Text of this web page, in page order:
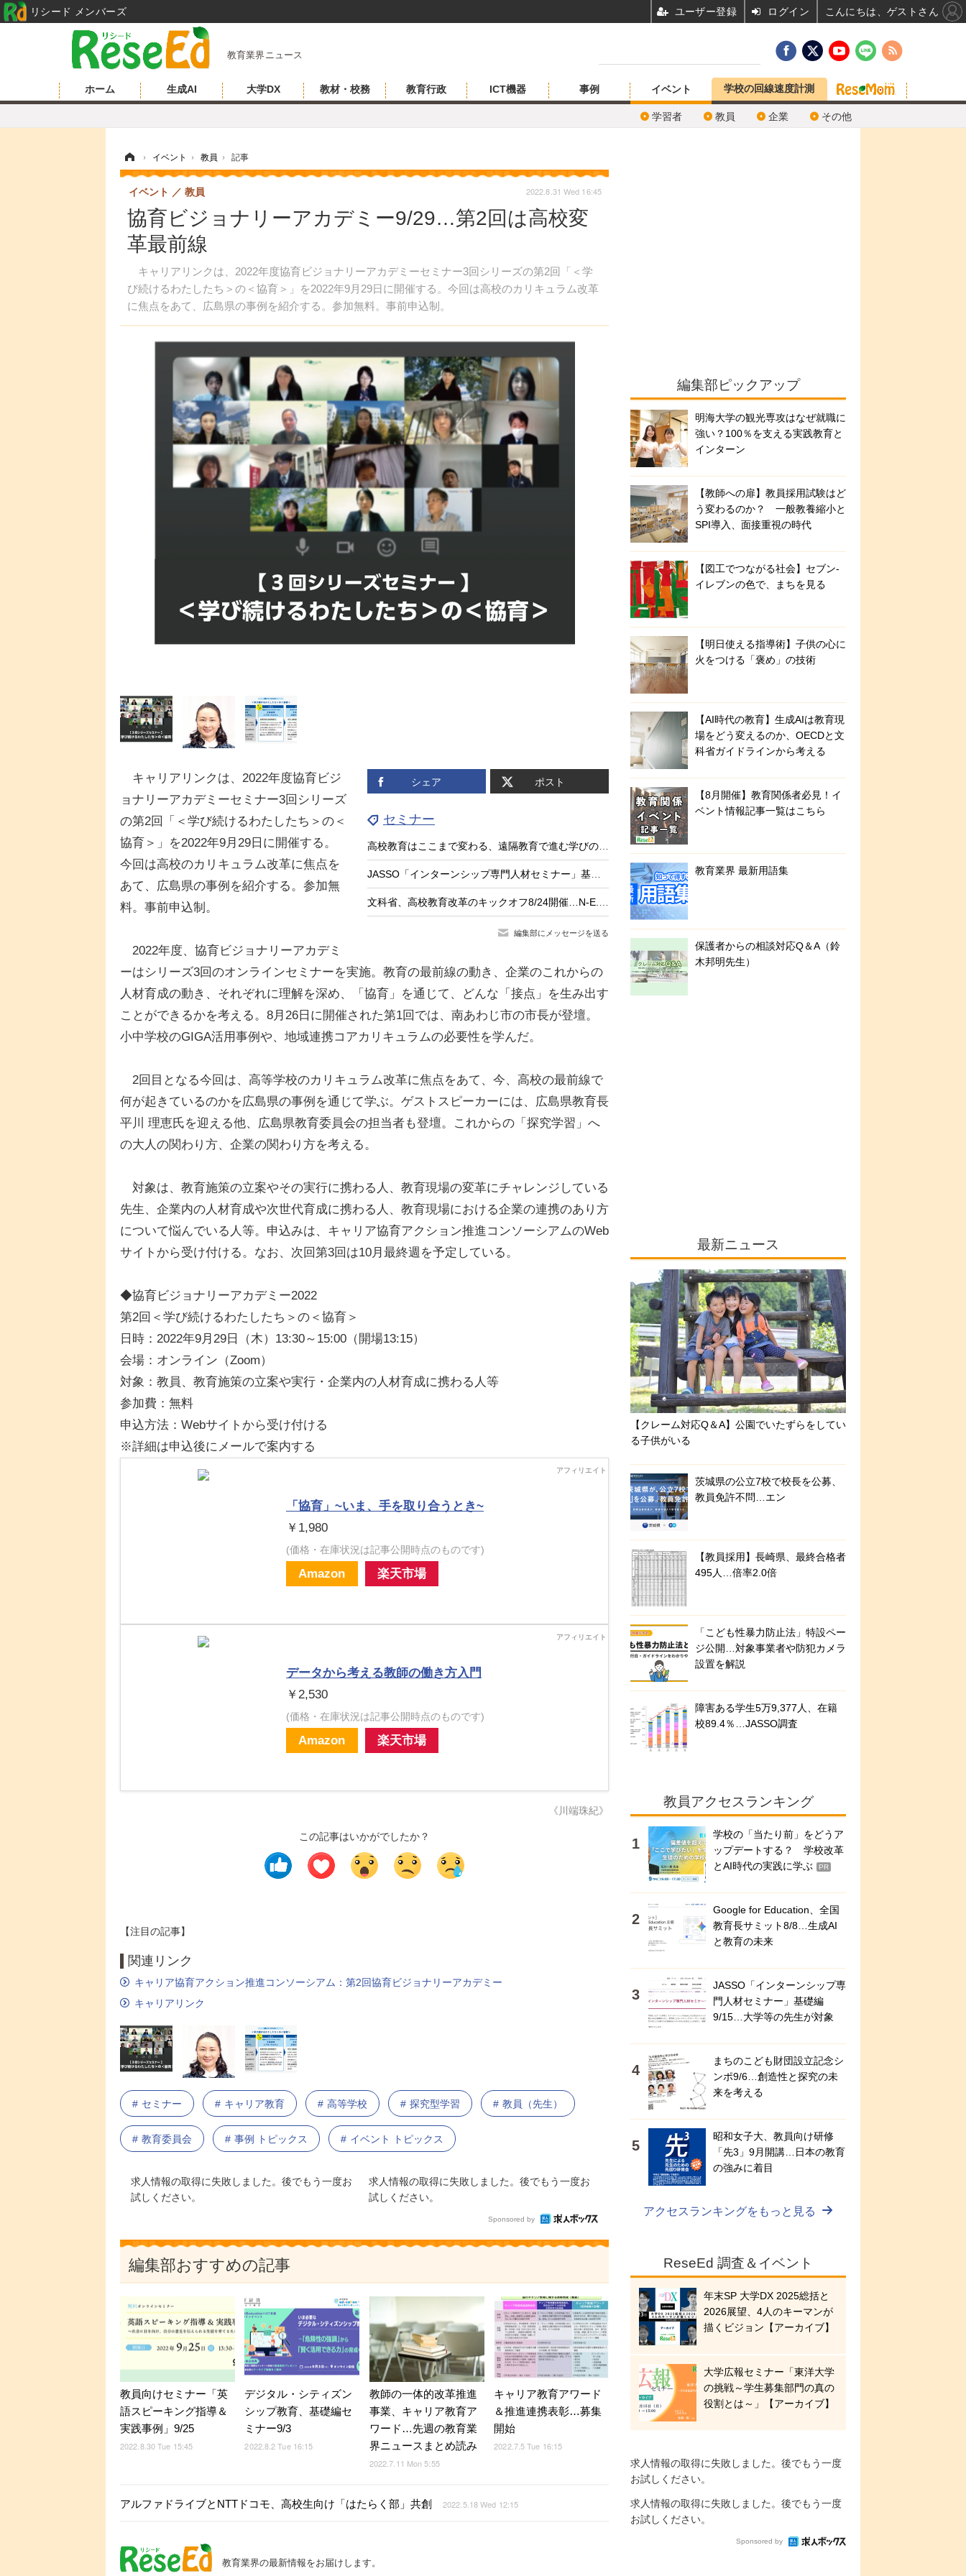
教育業界ニュース
ホーム 生成AI 大学DX 教材・校務 教育行政 ICT機器 事例 イベント
学習者 教員 企業 その他
学校の回線速度計測
› イベント › 教員 › 記事
協育ビジョナリーアカデミー9/29…第2回は高校変
革最前線
キャリアリンクは、2022年度協育ビジョナリーアカデミーセミナー3回シリーズの第2回「＜学
び続けるわたしたち＞の＜協育＞」を2022年9月29日に開催する。今回は高校のカリキュラム改革
に焦点をあて、広島県の事例を紹介する。参加無料。事前申込制。
イベント 教員 2022.8.31 Wed 16:45
シェア ポスト
セミナー
編集部にメッセージを送る
キャリアリンクは、2022年度協育ビジ
ョナリーアカデミーセミナー3回シリーズ
の第2回「＜学び続けるわたしたち＞の＜
協育＞」を2022年9月29日に開催する。
今回は高校のカリキュラム改革に焦点を
あて、広島県の事例を紹介する。参加無
料。事前申込制。
2022年度、協育ビジョナリーアカデミ
ーはシリーズ3回のオンラインセミナーを実施。教育の最前線の動き、企業のこれからの
人材育成の動き、それぞれに理解を深め、「協育」を通じて、どんな「接点」を生み出す
ことができるかを考える。8月26日に開催された第1回では、南あわじ市の市長が登壇。
小中学校のGIGA活用事例や、地域連携コアカリキュラムの必要性を学んだ。
2回目となる今回は、高等学校のカリキュラム改革に焦点をあて、今、高校の最前線で
何が起きているのかを広島県の事例を通じて学ぶ。ゲストスピーカーには、広島県教育長
平川 理恵氏を迎える他、広島県教育委員会の担当者も登壇。これからの「探究学習」へ
の大人の関わり方、企業の関わり方を考える。
対象は、教育施策の立案やその実行に携わる人、教育現場の変革にチャレンジしている
先生、企業内の人材育成や次世代育成に携わる人、教育現場における企業の連携のあり方
について悩んでいる人等。申込みは、キャリア協育アクション推進コンソーシアムのWeb
サイトから受け付ける。なお、次回第3回は10月最終週を予定している。
◆協育ビジョナリーアカデミー2022
第2回＜学び続けるわたしたち＞の＜協育＞
日時：2022年9月29日（木）13:30～15:00（開場13:15）
会場：オンライン（Zoom）
対象：教員、教育施策の立案や実行・企業内の人材育成に携わる人等
参加費：無料
申込方法：Webサイトから受け付ける
※詳細は申込後にメールで案内する
「協育」~いま、手を取り合うとき~
￥1,980
(価格・在庫状況は記事公開時点のものです)
Amazon 楽天市場
データから考える教師の働き方入門
￥2,530
(価格・在庫状況は記事公開時点のものです)
Amazon 楽天市場
《川端珠紀》
この記事はいかがでしたか？
【注目の記事】
関連リンク
キャリア協育アクション推進コンソーシアム：第2回協育ビジョナリーアカデミー
キャリアリンク
セミナー キャリア教育 高等学校 探究型学習 教員（先生）
教育委員会 事例 トピックス イベント トピックス
求人情報の取得に失敗しました。後でもう一度お
試しください。
求人情報の取得に失敗しました。後でもう一度お
試しください。
Sponsored by
編集部おすすめの記事
教員向けセミナー「英
語スピーキング指導＆
実践事例」9/25
2022.8.30 Tue 15:45
デジタル・シティズン
シップ教育、基礎編セ
ミナー9/3
2022.8.2 Tue 16:15
教師の一体的改革推進
事業、キャリア教育ア
ワード…先週の教育業
界ニュースまとめ読み
2022.7.11 Mon 5:55
キャリア教育アワード
＆推進連携表彰…募集
開始
2022.7.5 Tue 16:15
アルファドライブとNTTドコモ、高校生向け「はたらく部」共創 2022.5.18 Wed 12:15
教育業界の最新情報をお届けします。
編集部ピックアップ
明海大学の観光専攻はなぜ就職に
強い？100％を支える実践教育と
インターン
【教師への扉】教員採用試験はど
う変わるのか？ 一般教養縮小と
SPI導入、面接重視の時代
【図工でつながる社会】セブン‐
イレブンの色で、まちを見る
【明日使える指導術】子供の心に
火をつける「褒め」の技術
【AI時代の教育】生成AIは教育現
場をどう変えるのか、OECDと文
科省ガイドラインから考える
【8月開催】教育関係者必見！イ
ベント情報記事一覧はこちら
教育業界 最新用語集
保護者からの相談対応Q＆A（鈴
木邦明先生）
最新ニュース
【クレーム対応Q＆A】公園でいたずらをしてい
る子供がいる
茨城県の公立7校で校長を公募、
教員免許不問…エン
【教員採用】長崎県、最終合格者
495人…倍率2.0倍
「こども性暴力防止法」特設ペー
ジ公開…対象事業者や防犯カメラ
設置を解説
障害ある学生5万9,377人、在籍
校89.4％…JASSO調査
教員アクセスランキング
学校の「当たり前」をどうア
ップデートする？ 学校改革
とAI時代の実践に学ぶ
PR
Google for Education、全国
教育長サミット8/8…生成AI
と教育の未来
JASSO「インターンシップ専
門人材セミナー」基礎編
9/15…大学等の先生が対象
まちのこども財団設立記念シ
ンポ9/6…創造性と探究の未
来を考える
昭和女子大、教員向け研修
「先3」9月開講…日本の教育
の強みに着目
アクセスランキングをもっと見る
ReseEd 調査＆イベント
年末SP 大学DX 2025総括と
2026展望、4人のキーマンが
描くビジョン【アーカイブ】
大学広報セミナー「東洋大学
の挑戦～学生募集部門の真の
役割とは～」【アーカイブ】
求人情報の取得に失敗しました。後でもう一度
お試しください。
求人情報の取得に失敗しました。後でもう一度
お試しください。
Sponsored by
リシード メンバーズ ユーザー登録 ログイン こんにちは、ゲストさん